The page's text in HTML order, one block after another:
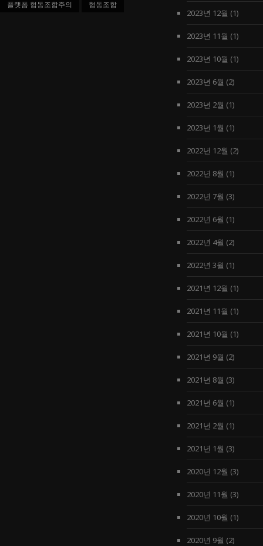
플랫폼 협동조합주의
협동조합
2023년 12월 (1)
2023년 11월 (1)
2023년 10월 (1)
2023년 6월 (2)
2023년 2월 (1)
2023년 1월 (1)
2022년 12월 (2)
2022년 8월 (1)
2022년 7월 (3)
2022년 6월 (1)
2022년 4월 (2)
2022년 3월 (1)
2021년 12월 (1)
2021년 11월 (1)
2021년 10월 (1)
2021년 9월 (2)
2021년 8월 (3)
2021년 6월 (1)
2021년 2월 (1)
2021년 1월 (3)
2020년 12월 (3)
2020년 11월 (3)
2020년 10월 (1)
2020년 9월 (2)